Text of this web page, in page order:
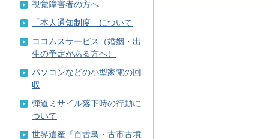
視覚障害者の方へ
「本人通知制度」について
ココムスサービス（婚姻・出
生の予定がある方へ）
パソコンなどの小型家電の回
収
弾道ミサイル落下時の行動に
ついて
世界遺産『百舌鳥・古市古墳